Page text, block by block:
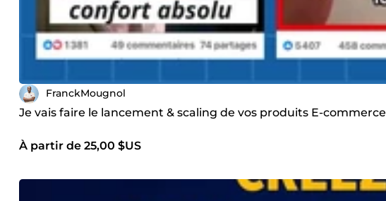
FranckMougnol
Je vais faire le lancement & scaling de vos produits E-commerce
À partir de 25,00 $US